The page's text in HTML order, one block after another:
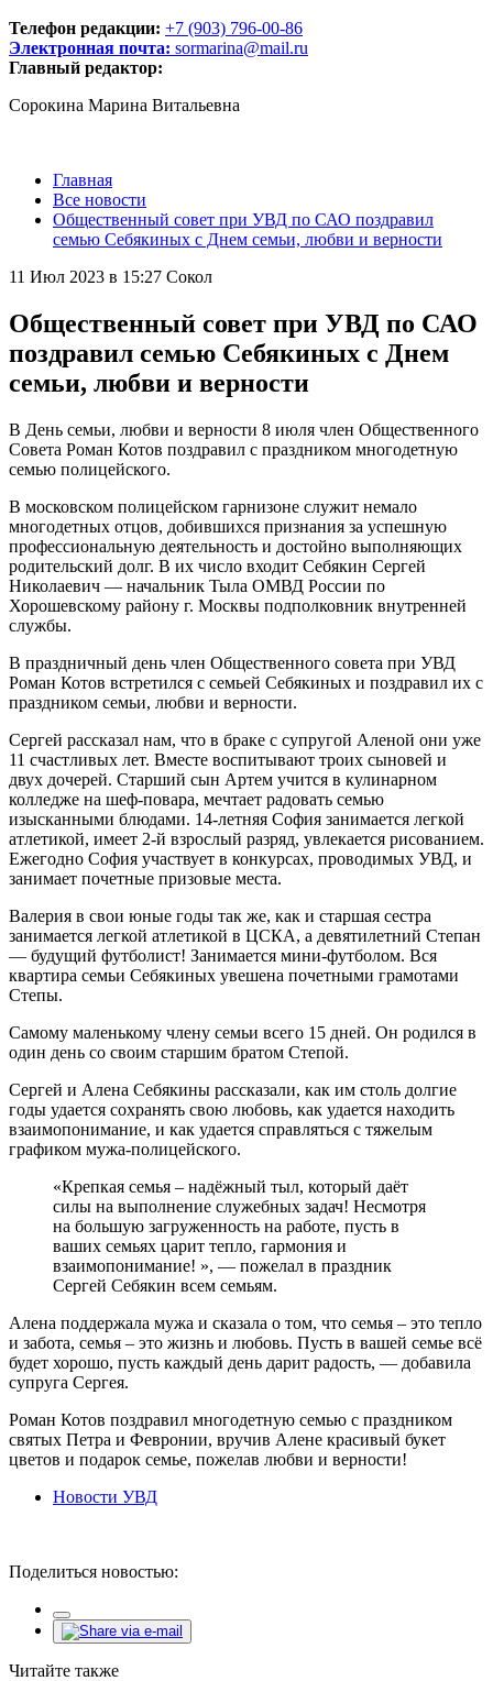
Телефон редакции: +7 (903) 796-00-86
Электронная почта: sormarina@mail.ru
Главный редактор:
Сорокина Марина Витальевна
Главная
Все новости
Общественный совет при УВД по САО поздравил
семью Себякиных с Днем семьи, любви и верности
11 Июл 2023 в 15:27 Сокол
Общественный совет при УВД по САО
поздравил семью Себякиных с Днем
семьи, любви и верности
В День семьи, любви и верности 8 июля член Общественного
Совета Роман Котов поздравил с праздником многодетную
семью полицейского.
В московском полицейском гарнизоне служит немало
многодетных отцов, добившихся признания за успешную
профессиональную деятельность и достойно выполняющих
родительский долг. В их число входит Себякин Сергей
Николаевич — начальник Тыла ОМВД России по
Хорошевскому району г. Москвы подполковник внутренней
службы.
В праздничный день член Общественного совета при УВД
Роман Котов встретился с семьей Себякиных и поздравил их с
праздником семьи, любви и верности.
Сергей рассказал нам, что в браке с супругой Аленой они уже
11 счастливых лет. Вместе воспитывают троих сыновей и
двух дочерей. Старший сын Артем учится в кулинарном
колледже на шеф-повара, мечтает радовать семью
изысканными блюдами. 14-летняя София занимается легкой
атлетикой, имеет 2-й взрослый разряд, увлекается рисованием.
Ежегодно София участвует в конкурсах, проводимых УВД, и
занимает почетные призовые места.
Валерия в свои юные годы так же, как и старшая сестра
занимается легкой атлетикой в ЦСКА, а девятилетний Степан
— будущий футболист! Занимается мини-футболом. Вся
квартира семьи Себякиных увешена почетными грамотами
Степы.
Самому маленькому члену семьи всего 15 дней. Он родился в
один день со своим старшим братом Степой.
Сергей и Алена Себякины рассказали, как им столь долгие
годы удается сохранять свою любовь, как удается находить
взаимопонимание, и как удается справляться с тяжелым
графиком мужа-полицейского.
«Крепкая семья – надёжный тыл, который даёт
силы на выполнение служебных задач! Несмотря
на большую загруженность на работе, пусть в
ваших семьях царит тепло, гармония и
взаимопонимание! », — пожелал в праздник
Сергей Себякин всем семьям.
Алена поддержала мужа и сказала о том, что семья – это тепло
и забота, семья – это жизнь и любовь. Пусть в вашей семье всё
будет хорошо, пусть каждый день дарит радость, — добавила
супруга Сергея.
Роман Котов поздравил многодетную семью с праздником
святых Петра и Февронии, вручив Алене красивый букет
цветов и подарок семье, пожелав любви и верности!
Новости УВД
Поделиться новостью:
Читайте также